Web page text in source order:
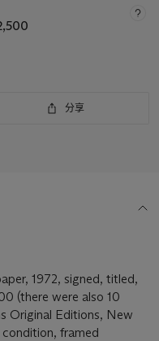
分享
1972, signed, titled,
(there were also 10
Original Editions, New
framed